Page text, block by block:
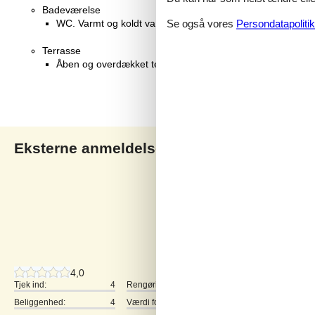
Badeværelse
WC. Varmt og koldt vand, Bruser
Terrasse
Åben og overdækket terrasse
Eksterne anmeldelser
4,0
Tjek ind: 4 Rengøring:
Beliggenhed:
4 Værdi for pengene:
Se også vores Persondatapolitik